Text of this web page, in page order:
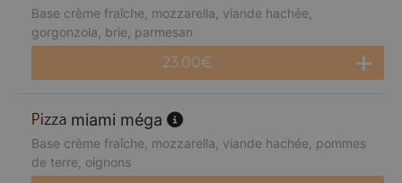
Base crème fraîche, mozzarella, viande hachée,
gorgonzola, brie, parmesan
23.00€
miami méga
Base crème fraîche, mozzarella, viande hachée, pommes
de terre, oignons